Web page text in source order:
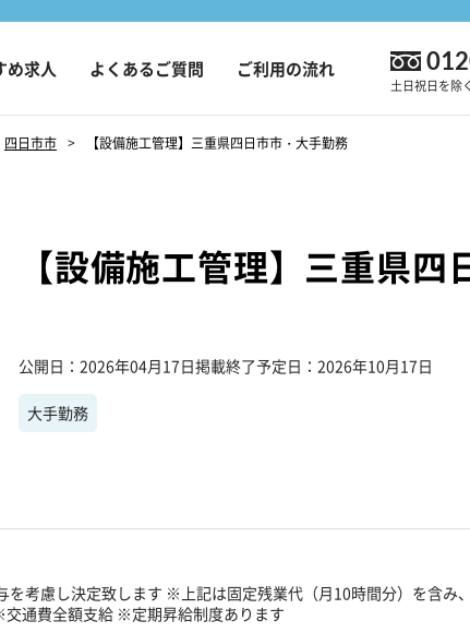
め求人 よくあるご質問 ご利用の流れ
土日祝日を除
四日市市 【設備施工管理】三重県四日市市・大手勤務
【設備施工管理】三重県
公開日 2026年04月17日掲載終了予定日 2026年10月17日
大手勤務
考慮し決定致します ※上記は固定残業代（月10時間分）を含み
通費全額支給 ※定期昇給制度あります